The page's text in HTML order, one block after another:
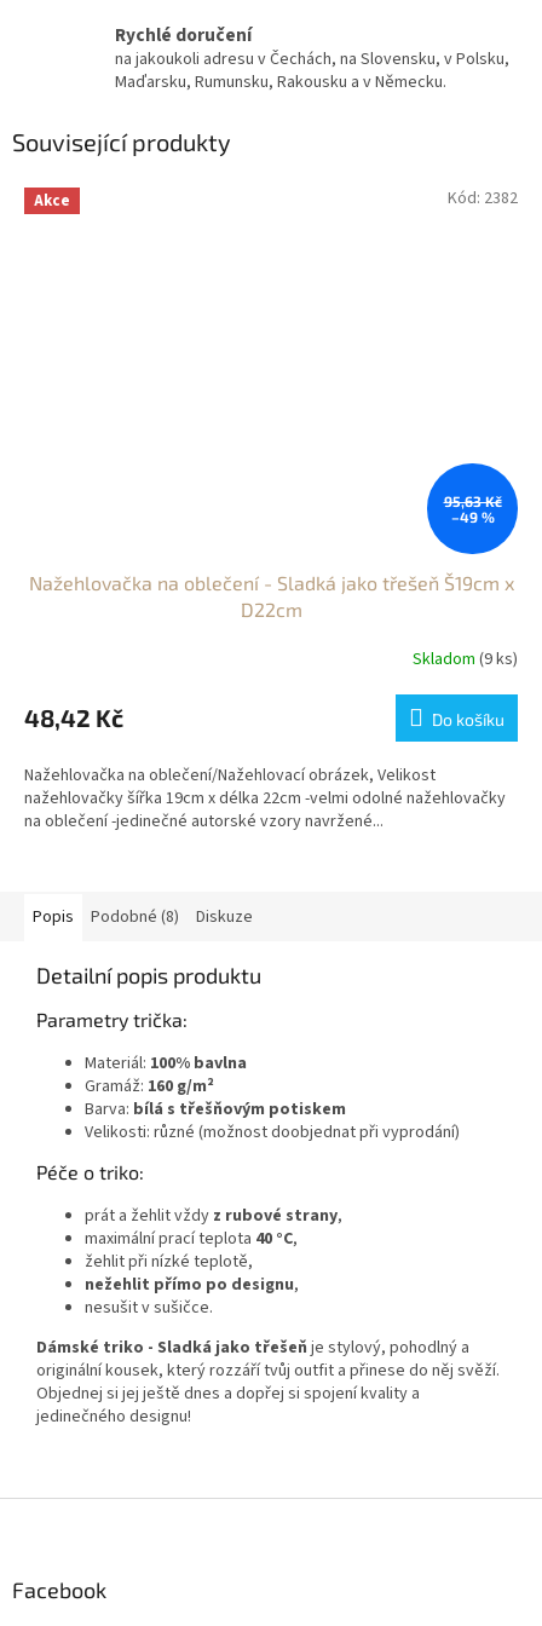
Rychlé doručení
na jakoukoli adresu v Čechách, na Slovensku, v Polsku,
Maďarsku, Rumunsku, Rakousku a v Německu.
Související produkty
Akce
95,63 Kč
–49 %
Nažehlovačka na oblečení - Sladká jako třešeň Š19cm x
D22cm
Skladom (9 ks)
48,42 Kč Do košíku
Nažehlovačka na oblečení/Nažehlovací obrázek, Velikost
nažehlovačky šířka 19cm x délka 22cm -velmi odolné nažehlovačky
na oblečení -jedinečné autorské vzory navržené...
Kód: 2382
Popis Podobné (8) Diskuze
Detailní popis produktu
Parametry trička:
Materiál: 100% bavlna
Gramáž: 160 g/m²
Barva: bílá s třešňovým potiskem
Velikosti: různé (možnost doobjednat při vyprodání)
Péče o triko:
prát a žehlit vždy z rubové strany,
maximální prací teplota 40 °C,
žehlit při nízké teplotě,
nežehlit přímo po designu,
nesušit v sušičce.
Dámské triko - Sladká jako třešeň je stylový, pohodlný a
originální kousek, který rozzáří tvůj outfit a přinese do něj svěží.
Objednej si jej ještě dnes a dopřej si spojení kvality a
jedinečného designu!
Facebook